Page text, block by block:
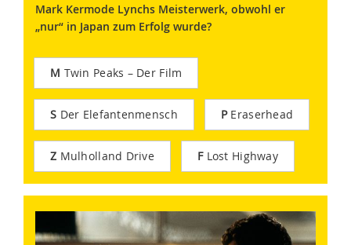
Mark Kermode Lynchs Meisterwerk, obwohl er
„nur“ in Japan zum Erfolg wurde?
M Twin Peaks – Der Film
S Der Elefantenmensch PEraserhead
Z Mulholland Drive FLost Highway